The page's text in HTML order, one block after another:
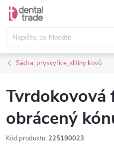
Přejít
obsah
Sádra, pryskyřice, slitiny kovů
Tvrdokovová
obrácený
Kód produktu: 225190023